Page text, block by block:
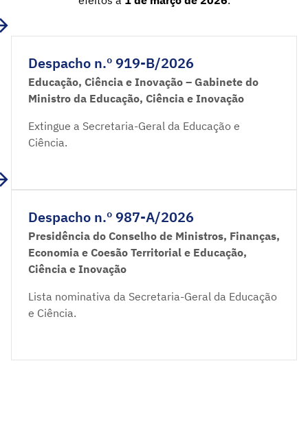
Despacho n.º 919-B/2026
Educação, Ciência e Inovação – Gabinete do
Ministro da Educação, Ciência e Inovação
Extingue a Secretaria-Geral da Educação e
Ciência.
Despacho n.º 987-A/2026
Presidência do Conselho de Ministros, Finanças,
Economia e Coesão Territorial e Educação,
Ciência e Inovação
Lista nominativa da Secretaria-Geral da Educação
e Ciência.